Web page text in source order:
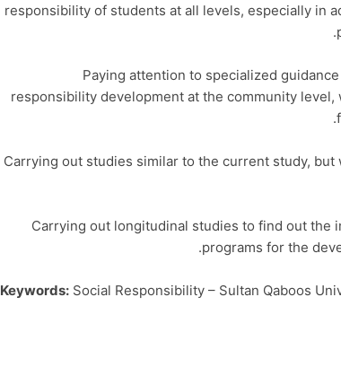
responsibility of students at all levels, especially in
– Paying attention to specialized
responsibility development at the community level,
– Carrying out studies similar to the current study,
– Carrying out longitudinal studies to find out
programs for the
Keywords:Social Responsibility – Sultan Qaboos